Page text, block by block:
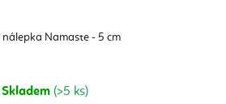
nálepka Namaste - 5 cm
Skladem (>5 ks)